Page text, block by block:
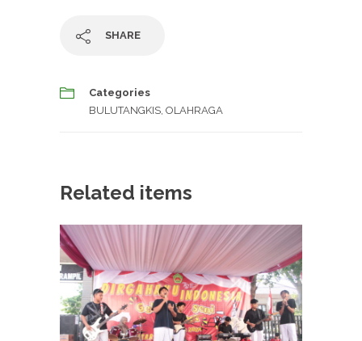
SHARE
Categories
BULUTANGKIS OLAHRAGA
Related items